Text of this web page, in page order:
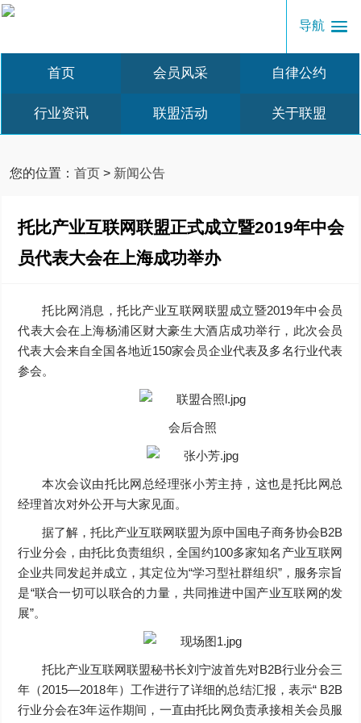
导航
首页 会员风采 自律公约
行业资讯 联盟活动 关于联盟
您的位置：首页 > 新闻公告
托比产业互联网联盟正式成立暨2019年中会
员代表大会在上海成功举办
托比网消息，托比产业互联网联盟成立暨2019年中会员
代表大会在上海杨浦区财大豪生大酒店成功举行，此次会员
代表大会来自全国各地近150家会员企业代表及多名行业代表
参会。
会后合照
本次会议由托比网总经理张小芳主持，这也是托比网总
经理首次对外公开与大家见面。
据了解，托比产业互联网联盟为原中国电子商务协会B2B
行业分会，由托比负责组织，全国约100多家知名产业互联网
企业共同发起并成立，其定位为“学习型社群组织”，服务宗旨
是“联合一切可以联合的力量，共同推进中国产业互联网的发
展”。
托比产业互联网联盟秘书长刘宁波首先对B2B行业分会三
年（2015—2018年）工作进行了详细的总结汇报，表示“ B2B
行业分会在3年运作期间，一直由托比网负责承接相关会员服